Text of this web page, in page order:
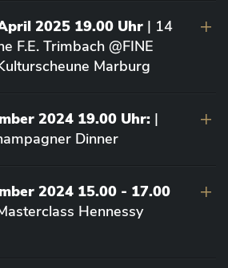
2025 19.00 Uhr | 14
F.E. Trimbach @FINE
Marburg
2024 19.00 Uhr: |
Dinner
2024 15.00 - 17.00
Hennessy